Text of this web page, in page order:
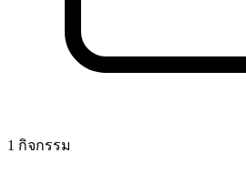
1 กิจกรรม